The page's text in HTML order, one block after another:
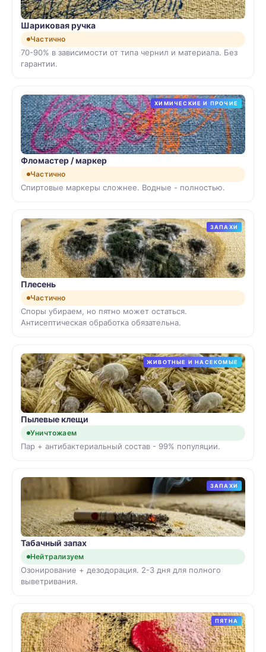
Шариковая ручка
Частично
70-90% в зависимости от типа чернил и материала. Без
гарантии.
ХИМИЧЕСКИЕ И ПРОЧИЕ
Фломастер / маркер
Частично
Спиртовые маркеры сложнее. Водные - полностью.
ЗАПАХИ
Плесень
Частично
Споры убираем, но пятно может остаться.
Антисептическая обработка обязательна.
ЖИВОТНЫЕ И НАСЕКОМЫЕ
Пылевые клещи
Уничтожаем
Пар + антибактериальный состав - 99% популяции.
ЗАПАХИ
Табачный запах
Нейтрализуем
Озонирование + дезодорация. 2-3 дня для полного
выветривания.
ПЯТНА